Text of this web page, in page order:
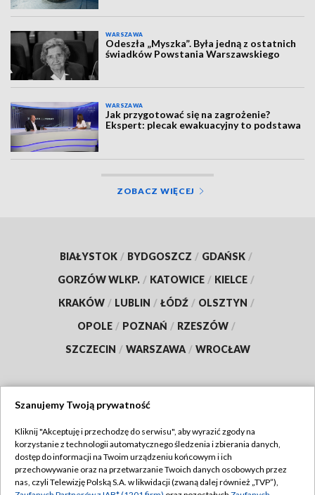
WARSZAWA
Odeszła „Myszka”. Była jedną z ostatnich
świadków Powstania Warszawskiego
WARSZAWA
Jak przygotować się na zagrożenie?
Ekspert: plecak ewakuacyjny to podstawa
ZOBACZ WIĘCEJ
BIAŁYSTOK / BYDGOSZCZ / GDAŃSK /
GORZÓW WLKP. / KATOWICE / KIELCE /
KRAKÓW / LUBLIN / ŁÓDŹ / OLSZTYN /
OPOLE / POZNAŃ / RZESZÓW /
SZCZECIN / WARSZAWA / WROCŁAW
TVP
Abonament TVP
Regulamin TVP
Szanujemy Twoją prywatność
Kliknij "Akceptuję i przechodzę do serwisu", aby wyrazić zgody na
korzystanie z technologii automatycznego śledzenia i zbierania danych,
dostęp do informacji na Twoim urządzeniu końcowym i ich
przechowywanie oraz na przetwarzanie Twoich danych osobowych przez
nas, czyli Telewizję Polską S.A. w likwidacji (zwaną dalej również „TVP”),